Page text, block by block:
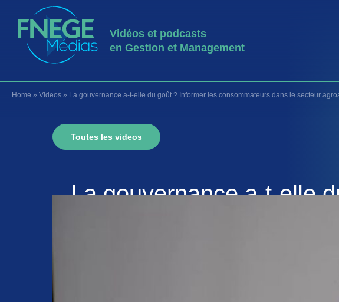
Vidéos et podcasts
en Gestion et Management
Home » Videos » La gouvernance a-t-elle du goût ? Informer les consommateurs dans le secteur
Toutes les videos
La gouvernance a-t-elle
dans le